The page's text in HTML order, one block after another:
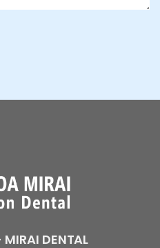
DENTAL